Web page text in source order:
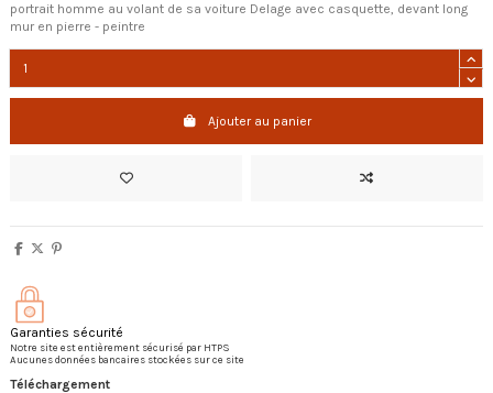
portrait homme au volant de sa voiture Delage avec casquette, devant long
mur en pierre - peintre
Ajouter au panier
Garanties sécurité
Notre site est entièrement sécurisé par HTPS
Aucunes données bancaires stockées sur ce site
Téléchargement